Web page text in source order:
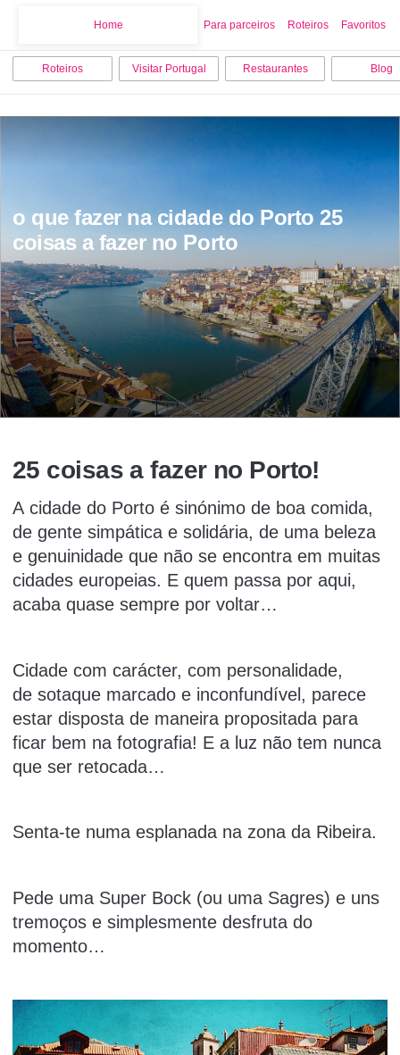
Home Para parceiros Roteiros Favoritos
Roteiros Visitar Portugal Restaurantes Blog
o que fazer na cidade do Porto 25
coisas a fazer no Porto
25 coisas a fazer no Porto!
A cidade do Porto é sinónimo de boa comida,
de gente simpática e solidária, de uma beleza
e genuinidade que não se encontra em muitas
cidades europeias. E quem passa por aqui,
acaba quase sempre por voltar…
Cidade com carácter, com personalidade,
de sotaque marcado e inconfundível, parece
estar disposta de maneira propositada para
ficar bem na fotografia! E a luz não tem nunca
que ser retocada…
Senta-te numa esplanada na zona da Ribeira.
Pede uma Super Bock (ou uma Sagres) e uns
tremoços e simplesmente desfruta do
momento…